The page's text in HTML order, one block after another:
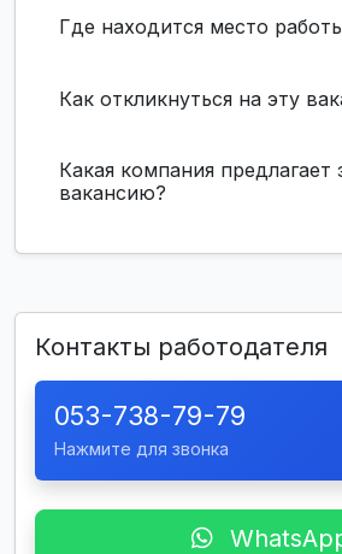
Где находится место
Как откликнуться на эту
Какая компания предлагает
вакансию?
Контакты работодателя
053-738-79-79
Нажмите для звонка